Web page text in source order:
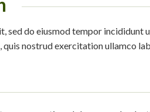
sed do eiusmod tempor incididunt
quis nostrud exercitation ullamco